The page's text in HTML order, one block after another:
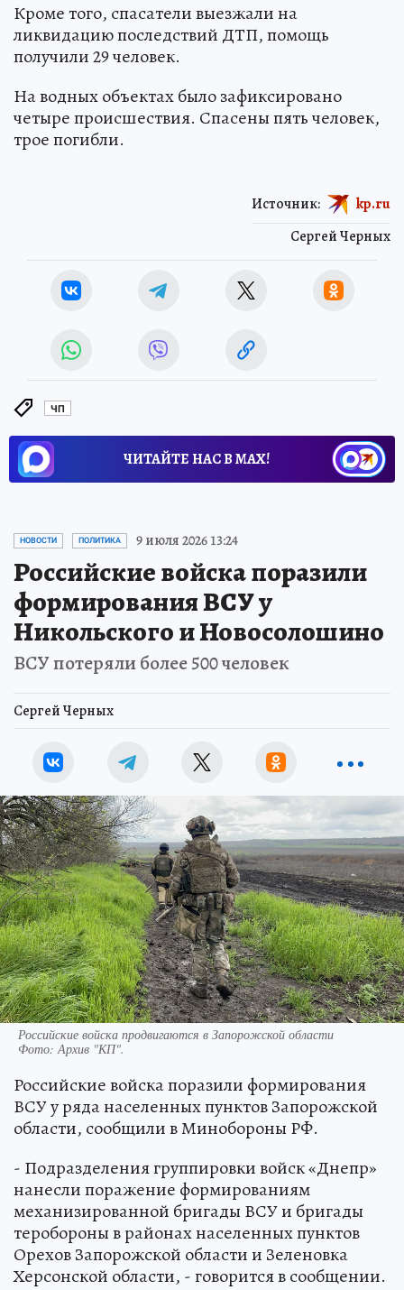
Кроме того, спасатели выезжали на
ликвидацию последствий ДТП, помощь
получили 29 человек.
На водных объектах было зафиксировано
четыре происшествия. Спасены пять человек,
трое погибли.
Сергей Черных
Источник: kp.ru
ЧП
ЧИТАЙТЕ НАС В МАХ!
НОВОСТИ ПОЛИТИКА 9 июля 2026 13:24
Российские войска поразили
формирования ВСУ у
Никольского и Новосолошино
ВСУ потеряли более 500 человек
Сергей Черных
Российские войска продвигаются в Запорожской области
Фото:Архив "КП".
Российские войска поразили формирования
ВСУ у ряда населенных пунктов Запорожской
области, сообщили в Минобороны РФ.
- Подразделения группировки войск «Днепр»
нанесли поражение формированиям
механизированной бригады ВСУ и бригады
теробороны в районах населенных пунктов
Орехов Запорожской области и Зеленовка
Херсонской области, - говорится в сообщении.